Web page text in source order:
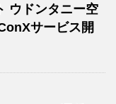
ウドンタニー空
サービス開